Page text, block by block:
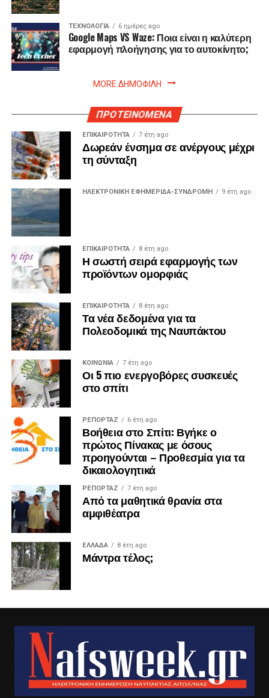
ΤΕΧΝΟΛΟΓΙΑ 6 ημέρες ago
Google Maps VS Waze: Ποια είναι η καλύτερη
εφαρμογή πλοήγησης για το αυτοκίνητο;
MORE ΔΗΜΟΦΙΛΗ
ΠΡΟΤΕΙΝΟΜΕΝΑ
ΕΠΙΚΑΙΡΟΤΗΤΑ 7 έτη ago
Δωρεάν ένσημα σε ανέργους μέχρι
τη σύνταξη
ΗΛΕΚΤΡΟΝΙΚΗ ΕΦΗΜΕΡΙΔΑ-ΣΥΝΔΡΟΜΗ 9 έτη ago
ΕΠΙΚΑΙΡΟΤΗΤΑ 8 έτη ago
Η σωστή σειρά εφαρμογής των
προϊόντων ομορφιάς
ΕΠΙΚΑΙΡΟΤΗΤΑ 8 έτη ago
Τα νέα δεδομένα για τα
Πολεοδομικά της Ναυπάκτου
ΚΟΙΝΩΝΙΑ 7 έτη ago
Οι 5 πιο ενεργοβόρες συσκευές
στο σπίτι
ΡΕΠΟΡΤΑΖ 6 έτη ago
Βοήθεια στο Σπίτι: Βγήκε ο
πρώτος Πίνακας με όσους
προηγούνται – Προθεσμία για τα
δικαιολογητικά
ΡΕΠΟΡΤΑΖ 7 έτη ago
Από τα μαθητικά θρανία στα
αμφιθέατρα
ΕΛΛΑΔΑ 8 έτη ago
Μάντρα τέλος;